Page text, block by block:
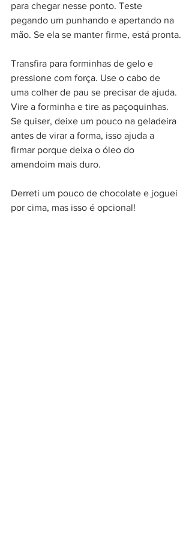
para chegar nesse ponto. Teste
pegando um punhando e apertando na
mão. Se ela se manter firme, está pronta.
Transfira para forminhas de gelo e
pressione com força. Use o cabo de
uma colher de pau se precisar de ajuda.
Vire a forminha e tire as paçoquinhas.
Se quiser, deixe um pouco na geladeira
antes de virar a forma, isso ajuda a
firmar porque deixa o óleo do
amendoim mais duro.
Derreti um pouco de chocolate e joguei
por cima, mas isso é opcional!